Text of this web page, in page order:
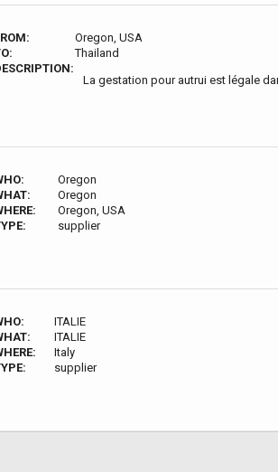
Oregon, USA
Thailand
La gestation pour autrui est légale
Oregon
Oregon
Oregon, USA
supplier
ITALIE
ITALIE
Italy
supplier